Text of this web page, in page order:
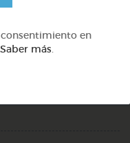
DOCS (4)
en
Saber más.